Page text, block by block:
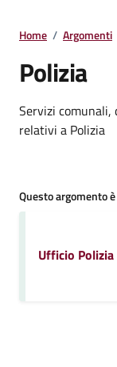
Home / Argomenti
Polizia
Dettagli
Servizi
relativi a Polizia
Questo argomento
Ufficio Polizia